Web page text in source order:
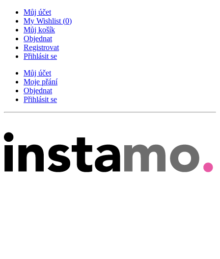
Můj účet
My Wishlist (0)
Můj košík
Objednat
Registrovat
Přihlásit se
Můj účet
Moje přání
Objednat
Přihlásit se